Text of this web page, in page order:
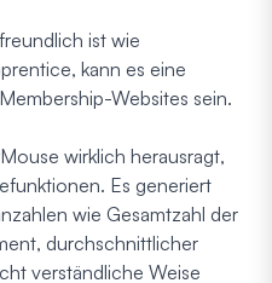
ist wie
kann es eine
Websites sein.
wirklich herausragt,
Es generiert
wie Gesamtzahl der
durchschnittlicher
verständliche Weise